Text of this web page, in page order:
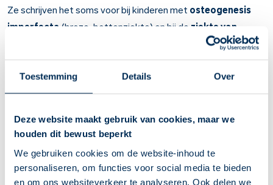
Toestemming Details Over
Deze website maakt gebruik van cookies, maar we
houden dit bewust beperkt
We gebruiken cookies om de website-inhoud te
personaliseren, om functies voor social media te bieden
en om ons websiteverkeer te analyseren. Ook delen we
Ze schrijven het soms voor bij kinderen met osteogenesis
imperfecta (broze-bottenziekte) en bij de ziekte van
Belangrijk om te weten over Pamidroninezuur
Pamidroninezuur remt de afbraak van botten en maakt ze
Bij kanker als er te veel calcium (kalk) in het bloed is, of als
de botten door uitzaaiingen van kanker pijnlijk en broos
worden. Soms bij kinderen met de aangeboren botziekte
osteogenesis imperfecta (broze-bottenziekte) en bij de
ziekte van Paget (pijnlijke botvergroeiingen).